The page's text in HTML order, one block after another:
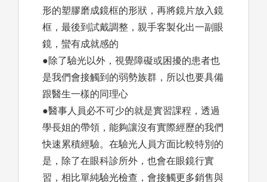
形的塑膠磨成鏡框的形狀，再將鏡片放入鏡
框，最後到試戴調整，親手客製化出一副眼
鏡，蠻有成就感的
●除了驗光以外，視覺障礙或困擾的患者也
是我們會接觸到的弱勢族群，所以也要具備
跟醫生一樣的同理心
●醫事人員必不可少的就是實習課程，透過
學長姐的帶領，能夠讓沒有實際經歷的我們
快速累積經驗。在驗光人員方面比較特別的
是，除了在眼科診所外，也會在眼鏡行實
習，相比單純驗光檢查，會接觸更多銷售與